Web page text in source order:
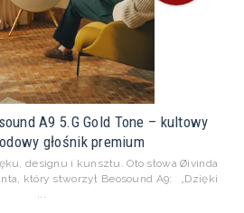
A9 5.G Gold Tone – kultowy
głośnik premium
designu i kunsztu. Oto słowa Øivinda
który stworzył Beosound A9: „Dzięki